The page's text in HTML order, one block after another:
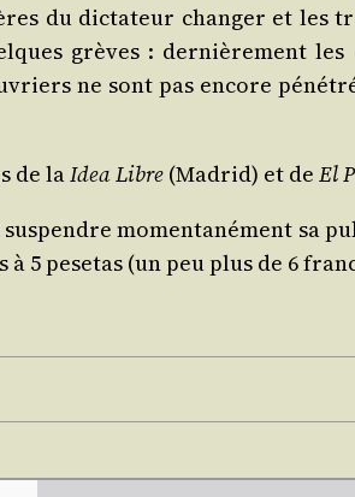
du dic­ta­teur chan­ger et les
grèves : der­niè­re­ment
ne sont pas encore
de laIdea Libre (Madrid) et de El
momen­ta­né­ment sa
à 5 pese­tas (un peu plus de 6